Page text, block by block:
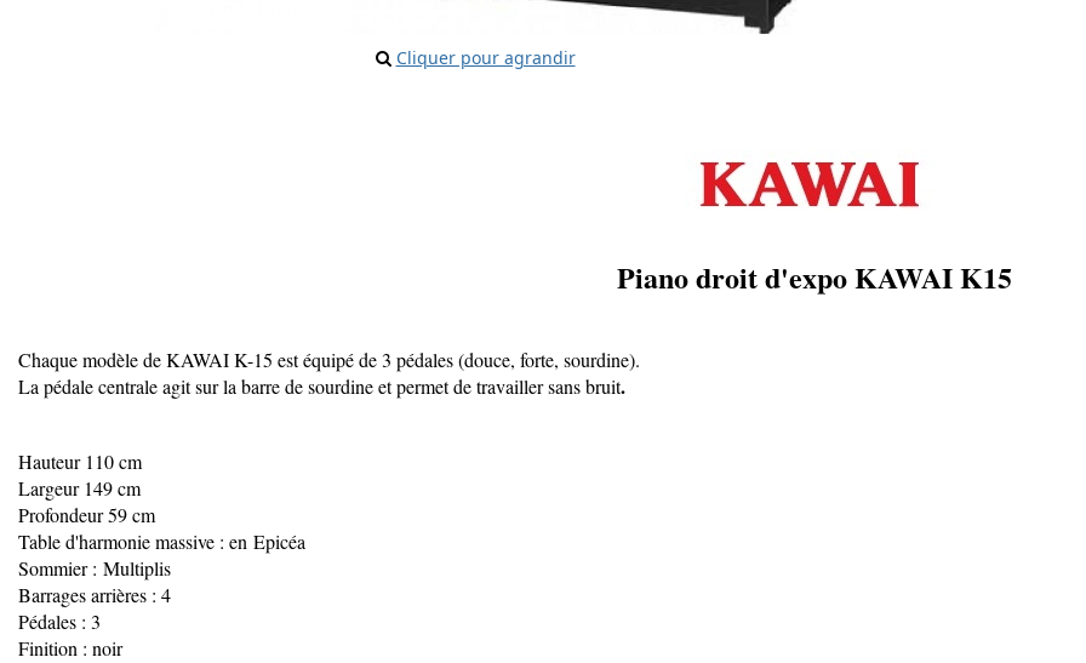
Cliquer pour agrandir
Piano droit d'expo KAWAI K15
Chaque modèle de KAWAI K-15 est équipé de 3 pédales (douce, forte, sourdine).
La pédale centrale agit sur la barre de sourdine et permet de travailler sansbruit.
Hauteur 110 cm
Largeur 149 cm
Profondeur 59 cm
Table d'harmonie massive : en Epicéa
Sommier : Multiplis
Barrages arrières : 4
Pédales : 3
Finition : noir